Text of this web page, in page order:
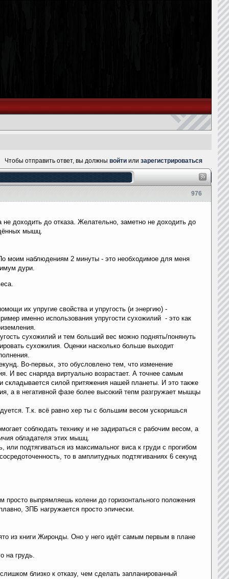
Чтобы отправить ответ, вы должнывойти илизарегистрироваться
976
доходить до отказа. Желательно, заметно не доходить до
мышц.
моим наблюдениям 2 минуты - это необходимое для меня
дури.
их упругие свойства и упругость (и энергию) -
именно использования упругости сухожилий - это как
сухожилий и тем больший вес можно поднять/понянуть
сухожилия. Оценки насколько больше выходит
Во-первых, это обусловлено тем, что изменение
И вес снаряда виртуально возрастает. А точнее самым
складывается силой притяжения нашей планеты. И это также
а в негативной фазе более высокий тепм разгружает мышцы
Т.к. всё равно хер ты с большим весом ускоришься
соблюдать технику и не задираться с рабочим весом, а
обладателя этих мышц.
подтягиваться из максимальног виса к груди с прогибом
то в амплитудных подтягиваниях 6 секунд
просто выпрямляешь колени до горизонтального положения
ЗПБ нагружается просто эпически.
из книги Жиронды. Оно у него идёт самым первым в плане
на грудь.
близко к отказу, чем сделать запланированный